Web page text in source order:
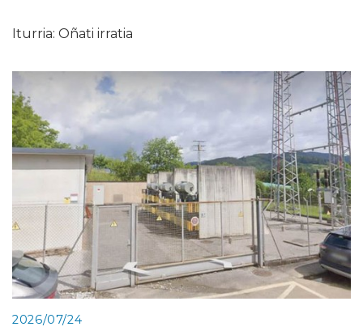
Iturria: Oñati irratia
2026/07/24